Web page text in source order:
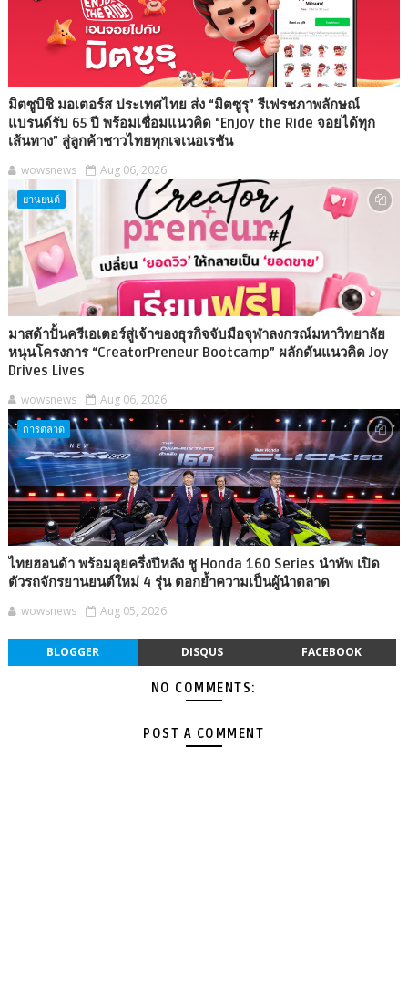
มิตซูบิชิ มอเตอร์ส ประเทศไทย ส่ง “มิตซูรุ” รีเฟรชภาพลักษณ์
แบรนด์รับ 65 ปี พร้อมเชื่อมแนวคิด “Enjoy the Ride จอยได้ทุก
เส้นทาง” สู่ลูกค้าชาวไทยทุกเจเนอเรชัน
wowsnews Aug 06, 2026
ยานยนต์
มาสด้าปั้นครีเอเตอร์สู่เจ้าของธุรกิจจับมือจุฬาลงกรณ์มหาวิทยาลัย
หนุนโครงการ “CreatorPreneur Bootcamp” ผลักดันแนวคิด Joy
Drives Lives
wowsnews Aug 06, 2026
การตลาด
ไทยฮอนด้า พร้อมลุยครึ่งปีหลัง ชู Honda 160 Series นำทัพ เปิด
ตัวรถจักรยานยนต์ใหม่ 4 รุ่น ตอกย้ำความเป็นผู้นำตลาด
wowsnews Aug 05, 2026
BLOGGER DISQUS FACEBOOK
NO COMMENTS:
POST A COMMENT